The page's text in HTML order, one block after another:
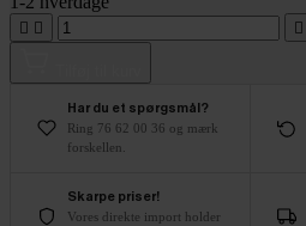
  
Har du et spørgsmål?
Ring 76 62 00 36 og mærk
forskellen.
Skarpe priser!
Vores direkte import holder